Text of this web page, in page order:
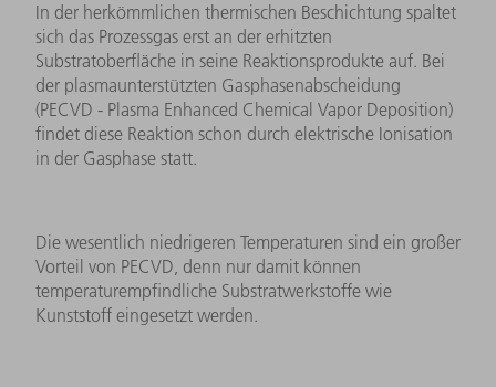
In der herkömmlichen thermischen Beschichtung spaltet
sich das Prozessgas erst an der erhitzten
Substratoberfläche in seine Reaktionsprodukte auf. Bei
der plasmaunterstützten Gasphasenabscheidung
(PECVD - Plasma Enhanced Chemical Vapor Deposition)
findet diese Reaktion schon durch elektrische Ionisation
in der Gasphase statt.
Die wesentlich niedrigeren Temperaturen sind ein großer
Vorteil von PECVD, denn nur damit können
temperaturempfindliche Substratwerkstoffe wie
Kunststoff eingesetzt werden.